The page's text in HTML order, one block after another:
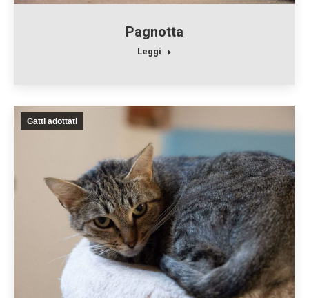
Pagnotta
Leggi
Gatti adottati